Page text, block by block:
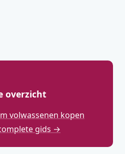
overzicht
volwassenen kopen
gids →